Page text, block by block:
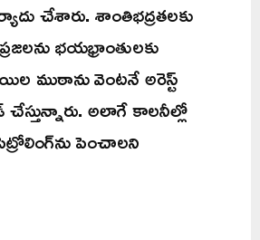
చేశారు. శాంతిభద్రతలకు
భయభ్రాంతులకు
ముఠాను వెంటనే అరెస్ట్
అలాగే కాలనీల్లో
పెంచాలని